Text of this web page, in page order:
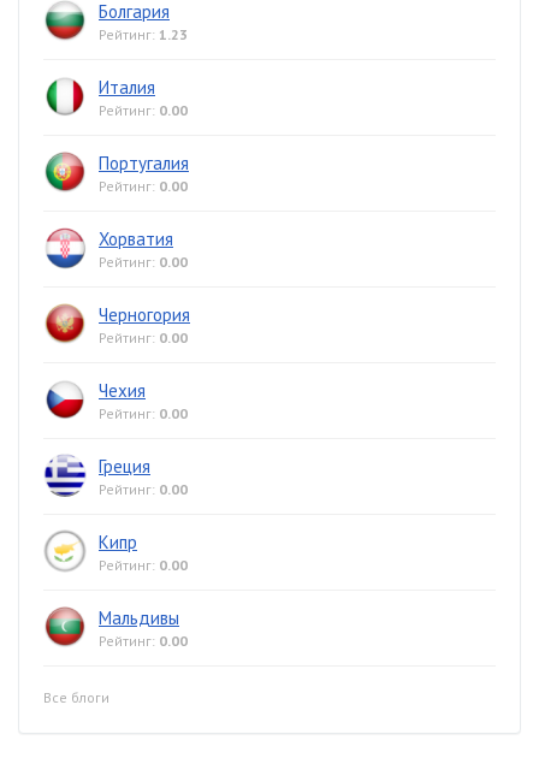
Болгария
Рейтинг: 1.23
Италия
Рейтинг: 0.00
Португалия
Рейтинг: 0.00
Хорватия
Рейтинг: 0.00
Черногория
Рейтинг: 0.00
Чехия
Рейтинг: 0.00
Греция
Рейтинг: 0.00
Кипр
Рейтинг: 0.00
Мальдивы
Рейтинг: 0.00
Все блоги